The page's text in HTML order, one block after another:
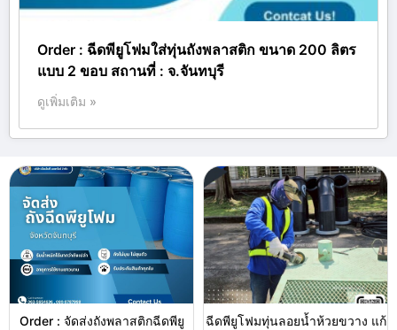
Order : ฉีดพียูโฟมใส่ทุ่นถังพลาสติก ขนาด 200 ลิตร
แบบ 2 ขอบ สถานที่ : จ.จันทบุรี
ดูเพิ่มเติม »
Order : จัดส่งถังพลาสติกฉีดพียู
ฉีดพียูโฟมทุ่นลอยน้ำห้วยขวาง แก้